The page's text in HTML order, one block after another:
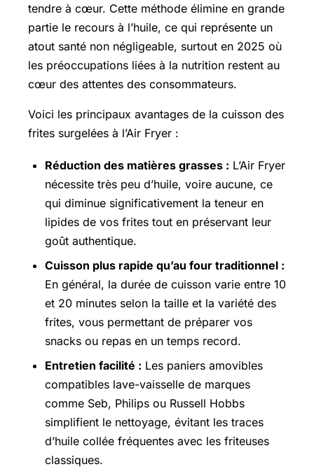
tendre à cœur. Cette méthode élimine en grande
partie le recours à l’huile, ce qui représente un
atout santé non négligeable, surtout en 2025 où
les préoccupations liées à la nutrition restent au
cœur des attentes des consommateurs.
Voici les principaux avantages de la cuisson des
frites surgelées à l’Air Fryer :
Réduction des matières grasses : L’Air Fryer
nécessite très peu d’huile, voire aucune, ce
qui diminue significativement la teneur en
lipides de vos frites tout en préservant leur
goût authentique.
Cuisson plus rapide qu’au four traditionnel :
En général, la durée de cuisson varie entre 10
et 20 minutes selon la taille et la variété des
frites, vous permettant de préparer vos
snacks ou repas en un temps record.
Entretien facilité : Les paniers amovibles
compatibles lave-vaisselle de marques
comme Seb, Philips ou Russell Hobbs
simplifient le nettoyage, évitant les traces
d’huile collée fréquentes avec les friteuses
classiques.